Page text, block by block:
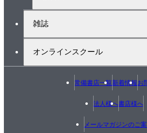
雑誌
オンラインスクール
常備書店一覧新着情報お
法人様へ書店様へ
メールマガジンのご